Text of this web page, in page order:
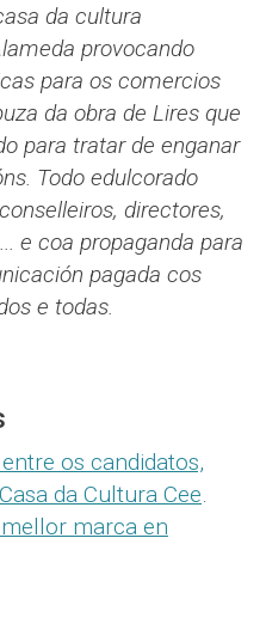
da cultura
provocando
para os comercios
da obra de Lires que
para tratar de enganar
Todo edulcorado
directores,
e coa propaganda para
pagada cos
e todas.
os candidatos,
da Cultura Cee.
marca en